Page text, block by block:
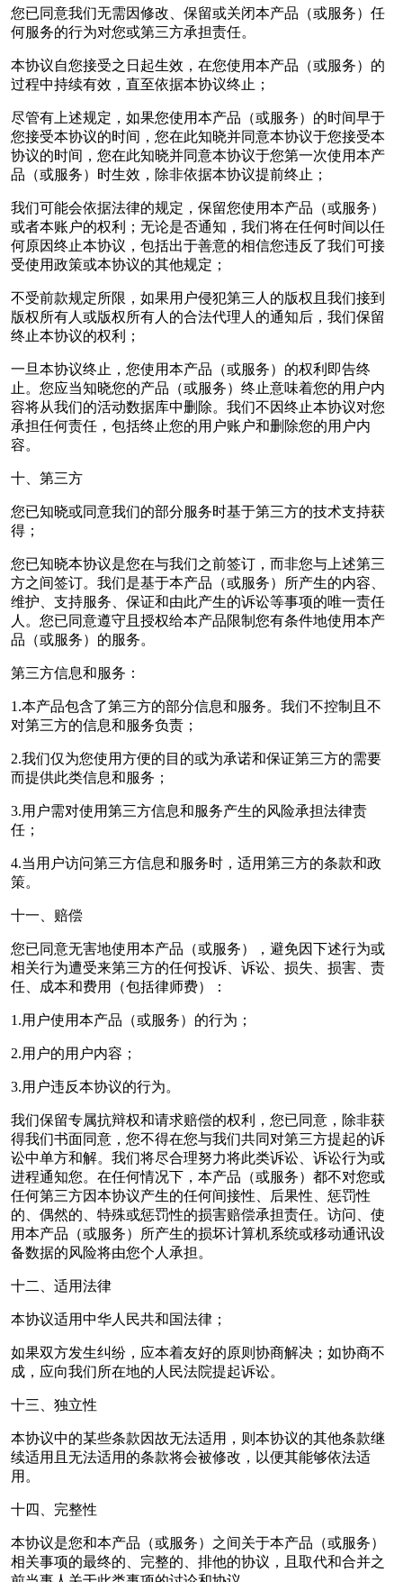
您已同意我们无需因修改、保留或关闭本产品（或服务）任
何服务的行为对您或第三方承担责任。
本协议自您接受之日起生效，在您使用本产品（或服务）的
过程中持续有效，直至依据本协议终止；
尽管有上述规定，如果您使用本产品（或服务）的时间早于
您接受本协议的时间，您在此知晓并同意本协议于您接受本
协议的时间，您在此知晓并同意本协议于您第一次使用本产
品（或服务）时生效，除非依据本协议提前终止；
我们可能会依据法律的规定，保留您使用本产品（或服务）
或者本账户的权利；无论是否通知，我们将在任何时间以任
何原因终止本协议，包括出于善意的相信您违反了我们可接
受使用政策或本协议的其他规定；
不受前款规定所限，如果用户侵犯第三人的版权且我们接到
版权所有人或版权所有人的合法代理人的通知后，我们保留
终止本协议的权利；
一旦本协议终止，您使用本产品（或服务）的权利即告终
止。您应当知晓您的产品（或服务）终止意味着您的用户内
容将从我们的活动数据库中删除。我们不因终止本协议对您
承担任何责任，包括终止您的用户账户和删除您的用户内
容。
十、第三方
您已知晓或同意我们的部分服务时基于第三方的技术支持获
得；
您已知晓本协议是您在与我们之前签订，而非您与上述第三
方之间签订。我们是基于本产品（或服务）所产生的内容、
维护、支持服务、保证和由此产生的诉讼等事项的唯一责任
人。您已同意遵守且授权给本产品限制您有条件地使用本产
品（或服务）的服务。
第三方信息和服务：
1.本产品包含了第三方的部分信息和服务。我们不控制且不
对第三方的信息和服务负责；
2.我们仅为您使用方便的目的或为承诺和保证第三方的需要
而提供此类信息和服务；
3.用户需对使用第三方信息和服务产生的风险承担法律责
任；
4.当用户访问第三方信息和服务时，适用第三方的条款和政
策。
十一、赔偿
您已同意无害地使用本产品（或服务），避免因下述行为或
相关行为遭受来第三方的任何投诉、诉讼、损失、损害、责
任、成本和费用（包括律师费）：
1.用户使用本产品（或服务）的行为；
2.用户的用户内容；
3.用户违反本协议的行为。
我们保留专属抗辩权和请求赔偿的权利，您已同意，除非获
得我们书面同意，您不得在您与我们共同对第三方提起的诉
讼中单方和解。我们将尽合理努力将此类诉讼、诉讼行为或
进程通知您。在任何情况下，本产品（或服务）都不对您或
任何第三方因本协议产生的任何间接性、后果性、惩罚性
的、偶然的、特殊或惩罚性的损害赔偿承担责任。访问、使
用本产品（或服务）所产生的损坏计算机系统或移动通讯设
备数据的风险将由您个人承担。
十二、适用法律
本协议适用中华人民共和国法律；
如果双方发生纠纷，应本着友好的原则协商解决；如协商不
成，应向我们所在地的人民法院提起诉讼。
十三、独立性
本协议中的某些条款因故无法适用，则本协议的其他条款继
续适用且无法适用的条款将会被修改，以便其能够依法适
用。
十四、完整性
本协议是您和本产品（或服务）之间关于本产品（或服务）
相关事项的最终的、完整的、排他的协议，且取代和合并之